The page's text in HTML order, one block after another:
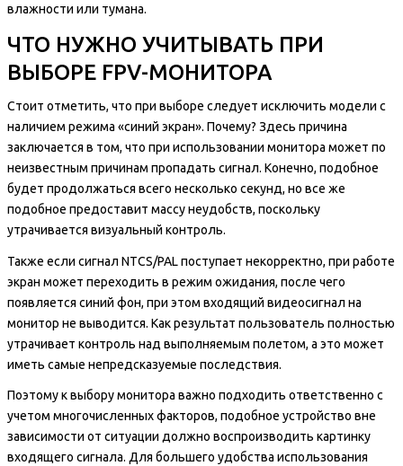
влажности или тумана.
ЧТО НУЖНО УЧИТЫВАТЬ ПРИ
ВЫБОРЕ FPV-МОНИТОРА
Стоит отметить, что при выборе следует исключить модели с
наличием режима «синий экран». Почему? Здесь причина
заключается в том, что при использовании монитора может по
неизвестным причинам пропадать сигнал. Конечно, подобное
будет продолжаться всего несколько секунд, но все же
подобное предоставит массу неудобств, поскольку
утрачивается визуальный контроль.
Также если сигнал NTCS/PAL поступает некорректно, при работе
экран может переходить в режим ожидания, после чего
появляется синий фон, при этом входящий видеосигнал на
монитор не выводится. Как результат пользователь полностью
утрачивает контроль над выполняемым полетом, а это может
иметь самые непредсказуемые последствия.
Поэтому к выбору монитора важно подходить ответственно с
учетом многочисленных факторов, подобное устройство вне
зависимости от ситуации должно воспроизводить картинку
входящего сигнала. Для большего удобства использования